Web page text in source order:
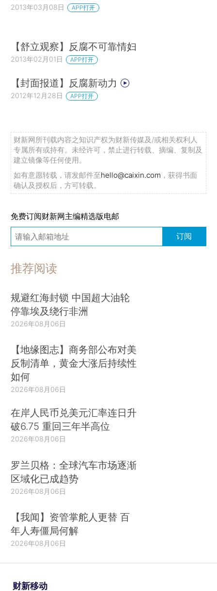
2013年03月08日 APP打开
【舒立观察】反腐不可靠情妇
2013年02月01日 APP打开
【封面报道】反腐新动力
2012年12月28日 APP打开
财新网所刊载内容之知识产权为财新传媒及/或相关权利人
专属所有或持有。未经许可，禁止进行转载、摘编、复制及
建立镜像等任何使用。
如有意愿转载，请发邮件至hello@caixin.com ，获得书面
确认及授权后，方可转载。
免费订阅财新网主编精选版电邮
订阅
推荐阅读
规避红海封锁 中国超大油轮
停靠埃及绕行非洲
2026年08月06日
【地缘图志】商务部公布对美
反制清单，黄金大涨后持续性
如何
2026年08月06日
在岸人民币兑美元汇率连日升
破6.75 重回三年半高位
2026年08月06日
罗兰贝格：全球汽车市场逐渐
区域化已成趋势
2026年08月06日
【我闻】资管掌舵人更替 百
年人寿僵局何解
2026年08月06日
财新移动